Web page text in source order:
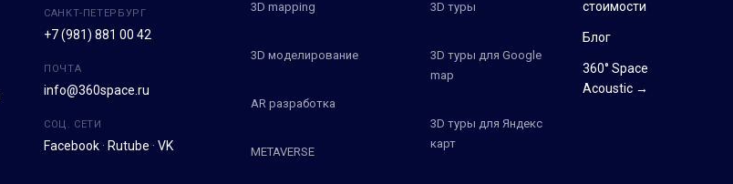
САНКТ-ПЕТЕРБУРГ
+7 (981) 881 00 42
ПОЧТА
info@360space.ru
СОЦ. СЕТИ
Facebook· Rutube · VK
3D mapping
3D моделирование
AR разработка
METAVERSE
3D туры
3D туры для Google
map
3D туры для Яндекс
карт
стоимости
Блог
360° Space
Acoustic →